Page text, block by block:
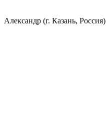
Александр (г. Казань, Россия)